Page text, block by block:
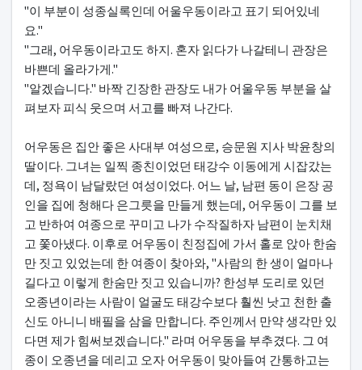
"이 부분이 성종실록인데 어울우동이라고 표기 되어있네
요."
"그래, 어우동이라고도 하지. 혼자 읽다가 나갈테니 관장은
바쁜데 올라가게."
"알겠습니다." 바짝 긴장한 관장도 내가 어울우동 부분을 살
펴보자 피식 웃으며 서고를 빠져 나간다.
어우동은 집안 좋은 사대부 여성으로, 승문원 지사 박윤창의
딸이다. 그녀는 일찍 종친이었던 태강수 이동에게 시잡갔는
데, 정욕이 남달랐던 여성이었다. 어느 날, 남편 동이 은장 공
인을 집에 청해다 은그릇을 만들게 했는데, 어우동이 그를 보
고 반하여 여종으로 꾸미고 나가 수작질하자 남편이 눈치채
고 쫓아냈다. 이후로 어우동이 친정집에 가서 홀로 앉아 한숨
만 짓고 있었는데 한 여종이 찾아와, "사람의 한 생이 얼마나
길다고 이렇게 한숨만 짓고 있습니까? 한성부 도리로 있던
오종년이라는 사람이 얼굴도 태강수보다 훨씬 낫고 천한 출
신도 아니니 배필을 삼을 만합니다. 주인께서 만약 생각만 있
다면 제가 힘써보겠습니다." 라며 어우동을 부추겼다. 그 여
종이 오종년을 데리고 오자 어우동이 맞아들여 간통하고는